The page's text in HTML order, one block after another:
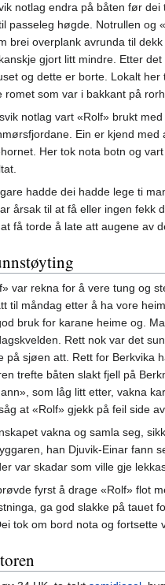
notlag endra på båten før
passeleg høgde. Notrullen og
brei overplank avrunda til
gjort litt mindre. Etter
og dette er borte. Lokalt
romet som var i bakkant på
notlag vart «Rolf» brukt
Ein er kjend
Her tok nota botn og
hadde dei hadde lege ti
årsak til at få eller ingen fekk
få torde å late att augene av
var rekna for å vere tung og
til måndag etter å ha vore
bruk for karane heime og.
Rett nok var det
på sjøen att. Rett for Berkvika
trefte båten slakt fjell på
som låg litt etter, vakna
at «Rolf» gjekk på feil side
vakna og samla seg,
han Djuvik-Einar fann
var skadar som ville gje
fyrst å drage «Rolf» flot
ga god slakke på tauet
tok om bord nota og fortsette